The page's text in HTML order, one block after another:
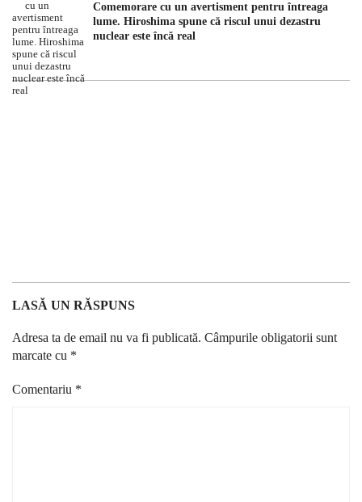
Comemorare cu un avertisment pentru întreaga
lume. Hiroshima spune că riscul unui dezastru
nuclear este încă real
LASĂ UN RĂSPUNS
Adresa ta de email nu va fi publicată. Câmpurile obligatorii sunt
marcate cu *
Comentariu *